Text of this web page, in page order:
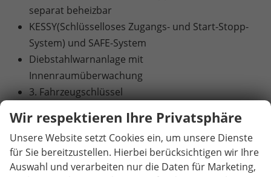
separat beheizbar
KESSY(Schlüsselloses Zugangs- und Start-Stopp-
System) und SAFE-System
Diebstahlwarnanlage mit
Innenraumüberwachung
3. Fahrzeugschlüssel
Seitenscheiben u. Sunset (Heck- u ndhintere
Seitenscheiben dunkel getönt)
Klimaanlage Climatronic (3-Zonen)
Beheizbare Vorder- und äußere Rücksitze
Wir respektieren Ihre Privatsphäre
Unsere Website setzt Cookies ein, um unsere Dienste
für Sie bereitzustellen. Hierbei berücksichtigen wir Ihre
Auswahl und verarbeiten nur die Daten für Marketing,